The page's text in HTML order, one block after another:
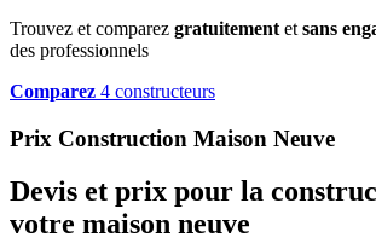
Trouvez et comparez gratuitement et sans
des professionnels
Comparez 4 constructeurs
Prix Construction Maison Neuve
Devis et prix pour la
votre maison neuve